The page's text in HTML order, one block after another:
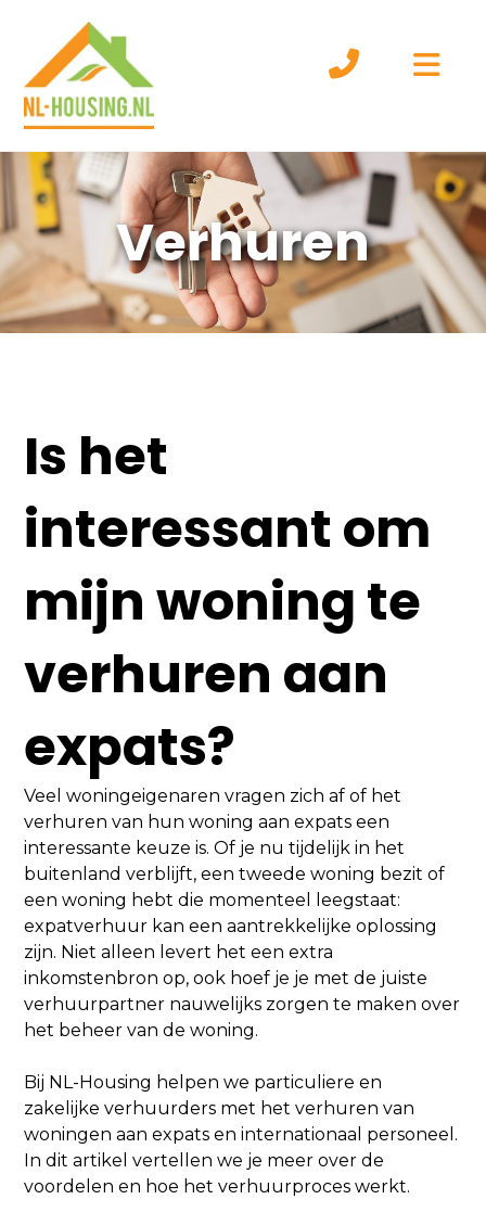
Verhuren
Is het
interessant om
mijn woning te
verhuren aan
expats?
Veel woningeigenaren vragen zich af of het
verhuren van hun woning aan expats een
interessante keuze is. Of je nu tijdelijk in het
buitenland verblijft, een tweede woning bezit of
een woning hebt die momenteel leegstaat:
expatverhuur kan een aantrekkelijke oplossing
zijn. Niet alleen levert het een extra
inkomstenbron op, ook hoef je je met de juiste
verhuurpartner nauwelijks zorgen te maken over
het beheer van de woning.
Bij NL-Housing helpen we particuliere en
zakelijke verhuurders met het verhuren van
woningen aan expats en internationaal personeel.
In dit artikel vertellen we je meer over de
voordelen en hoe het verhuurproces werkt.